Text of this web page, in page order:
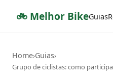
🚲 Melhor BikeGuias
Home›Guias›
Grupo de ciclistas: como